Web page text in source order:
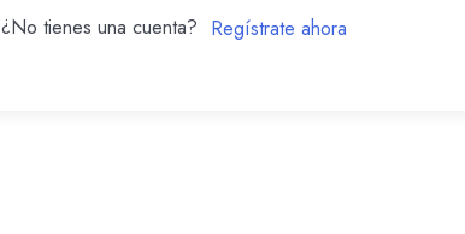
¿No tienes una cuenta? Regístrate ahora